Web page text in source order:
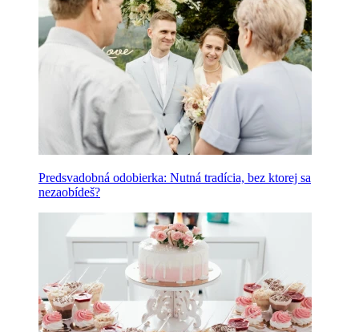
Predsvadobná odobierka: Nutná tradícia, bez ktorej sa
nezaobídeš?